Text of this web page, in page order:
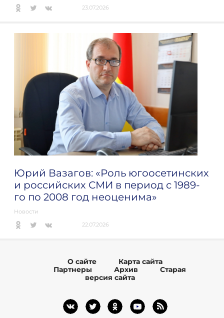
23.07.2026
Юрий Вазагов: «Роль югоосетинских
и российских СМИ в период с 1989-
го по 2008 год неоценима»
Новости
22.07.2026
О сайте
Карта сайта
Партнеры
Архив
Старая
версия сайта